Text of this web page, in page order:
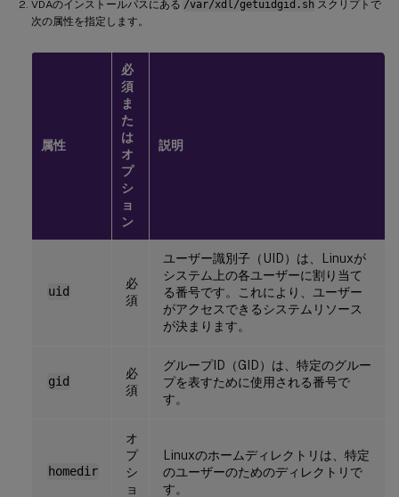
VDAのインストールパスにある /var/xdl/getuidgid.sh スクリプトで
次の属性を指定します。
属性
必
須
ま
た
は
オ
プ
シ
ョ
ン
説明
uid
必
須
ユーザー識別子（UID）は、Linuxが
システム上の各ユーザーに割り当て
る番号です。これにより、ユーザー
がアクセスできるシステムリソース
が決まります。
gid
必
須
グループID（GID）は、特定のグルー
プを表すために使用される番号で
す。
homedir
オ
プ
シ
ョ
Linuxのホームディレクトリは、特定
のユーザーのためのディレクトリで
す。